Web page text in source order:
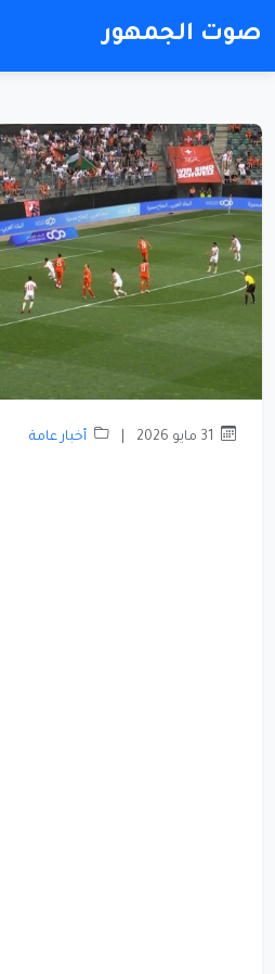
صوت الجمهور
أخبار عامة